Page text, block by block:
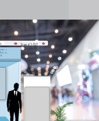
Stand 1-157
•